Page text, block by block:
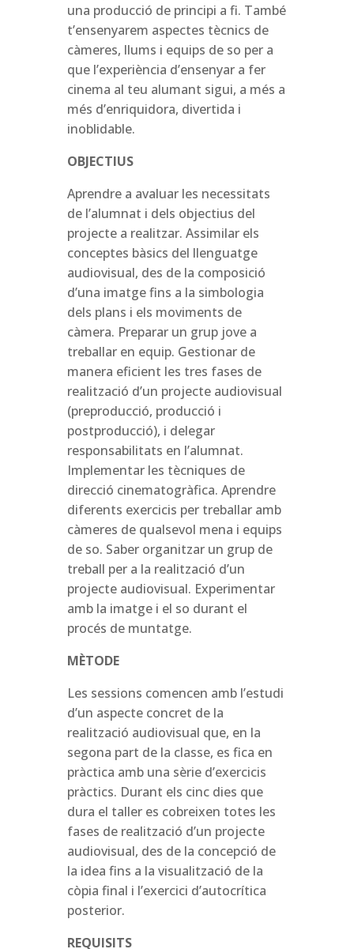
una producció de principi a fi. També
t’ensenyarem aspectes tècnics de
càmeres, llums i equips de so per a
que l’experiència d’ensenyar a fer
cinema al teu alumant sigui, a més a
més d’enriquidora, divertida i
inoblidable.
OBJECTIUS
Aprendre a avaluar les necessitats
de l’alumnat i dels objectius del
projecte a realitzar. Assimilar els
conceptes bàsics del llenguatge
audiovisual, des de la composició
d’una imatge fins a la simbologia
dels plans i els moviments de
càmera. Preparar un grup jove a
treballar en equip. Gestionar de
manera eficient les tres fases de
realització d’un projecte audiovisual
(preproducció, producció i
postproducció), i delegar
responsabilitats en l’alumnat.
Implementar les tècniques de
direcció cinematogràfica. Aprendre
diferents exercicis per treballar amb
càmeres de qualsevol mena i equips
de so. Saber organitzar un grup de
treball per a la realització d’un
projecte audiovisual. Experimentar
amb la imatge i el so durant el
procés de muntatge.
MÈTODE
Les sessions comencen amb l’estudi
d’un aspecte concret de la
realització audiovisual que, en la
segona part de la classe, es fica en
pràctica amb una sèrie d’exercicis
pràctics. Durant els cinc dies que
dura el taller es cobreixen totes les
fases de realització d’un projecte
audiovisual, des de la concepció de
la idea fins a la visualització de la
còpia final i l’exercici d’autocrítica
posterior.
REQUISITS